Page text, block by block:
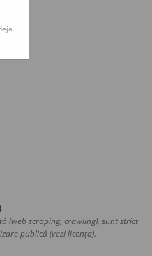
(web scraping, crawling), sunt strict
publică (vezi licența).